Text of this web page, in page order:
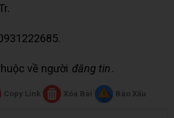
về người đăng tin.
Copy Link Xóa Bài Báo Xấu